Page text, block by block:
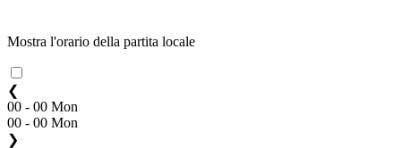
Mostra l'orario della partita locale
❮
00 - 00 Mon
00 - 00 Mon
❯